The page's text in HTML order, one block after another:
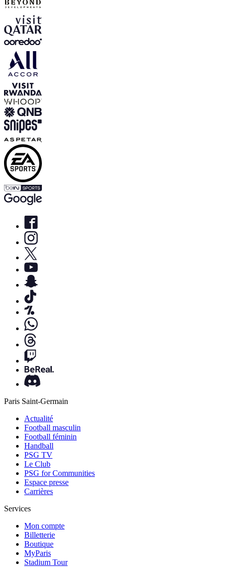
Paris Saint-Germain
Actualité
Football masculin
Football féminin
Handball
PSG TV
Le Club
PSG for Communities
Espace presse
Carrières
Services
Mon compte
Billetterie
Boutique
MyParis
Stadium Tour